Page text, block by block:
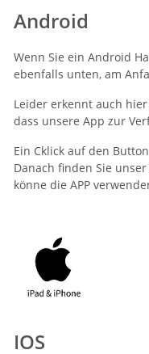
Android
Wenn Sie ein Android
ebenfalls unten, am
Leider erkennt auch
dass unsere App zur
Ein Cklick auf den
Danach finden Sie
könne die APP
IOS